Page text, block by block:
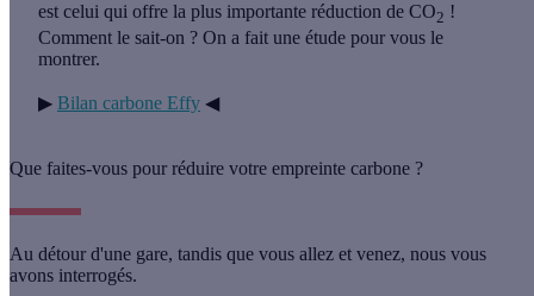
est celui qui offre la plus importante réduction de CO2 !
Comment le sait-on ? On a fait une étude pour vous le
montrer.
▶ Bilan carbone Effy ◀
Que faites-vous pour réduire votre empreinte carbone ?
Au détour d'une gare, tandis que vous allez et venez, nous vous
avons interrogés.